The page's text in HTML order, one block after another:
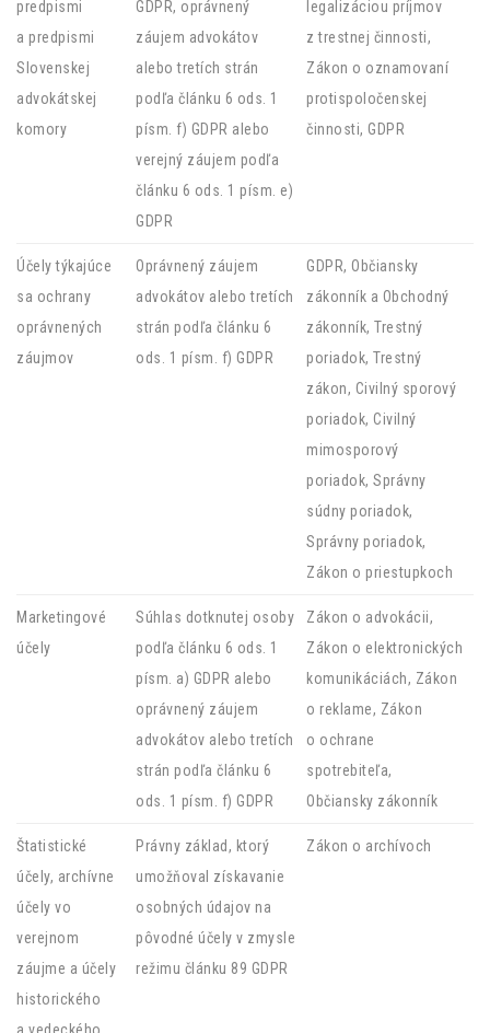
predpismi
a predpismi
Slovenskej
advokátskej
komory
GDPR, oprávnený
záujem advokátov
alebo tretích strán
podľa článku 6 ods. 1
písm. f) GDPR alebo
verejný záujem podľa
článku 6 ods. 1 písm. e)
GDPR
legalizáciou príjmov
z trestnej činnosti,
Zákon o oznamovaní
protispoločenskej
činnosti, GDPR
Účely týkajúce
sa ochrany
oprávnených
záujmov
Oprávnený záujem
advokátov alebo tretích
strán podľa článku 6
ods. 1 písm. f) GDPR
GDPR, Občiansky
zákonník a Obchodný
zákonník, Trestný
poriadok, Trestný
zákon, Civilný sporový
poriadok, Civilný
mimosporový
poriadok, Správny
súdny poriadok,
Správny poriadok,
Zákon o priestupkoch
Marketingové
účely
Súhlas dotknutej osoby
podľa článku 6 ods. 1
písm. a) GDPR alebo
oprávnený záujem
advokátov alebo tretích
strán podľa článku 6
ods. 1 písm. f) GDPR
Zákon o advokácii,
Zákon o elektronických
komunikáciách, Zákon
o reklame, Zákon
o ochrane
spotrebiteľa,
Občiansky zákonník
Štatistické
účely, archívne
účely vo
verejnom
záujme a účely
historického
Právny základ, ktorý
umožňoval získavanie
osobných údajov na
pôvodné účely v zmysle
režimu článku 89 GDPR
Zákon o archívoch